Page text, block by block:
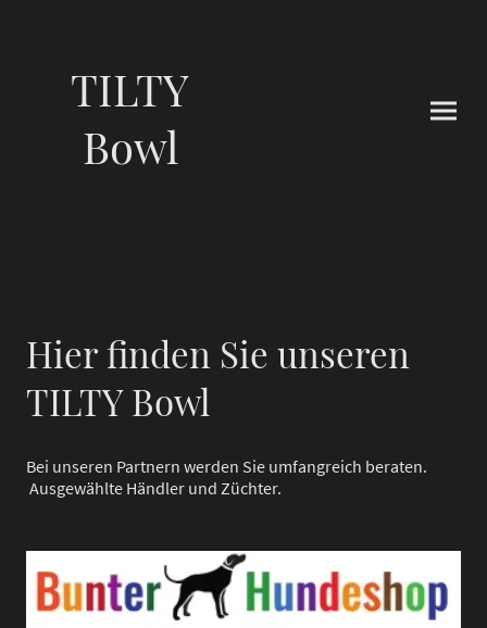
TILTY
Bowl
Hier finden Sie unseren
TILTY Bowl
Bei unseren Partnern werden Sie umfangreich beraten.
Ausgewählte Händler und Züchter.